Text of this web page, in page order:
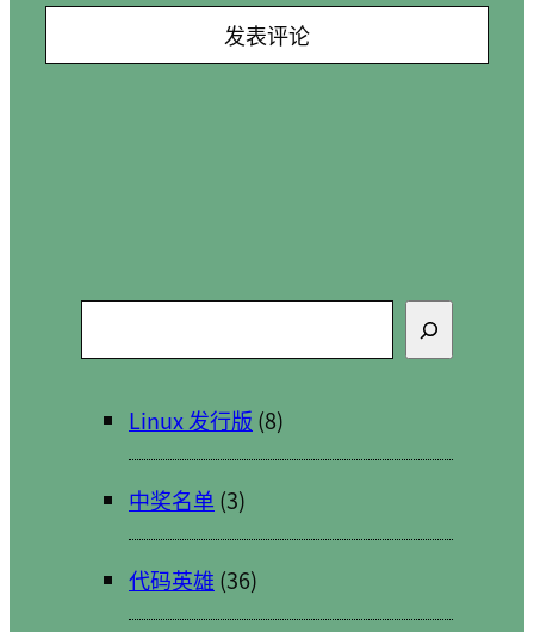
索
Linux 发行版 (8)
中奖名单 (3)
代码英雄 (36)